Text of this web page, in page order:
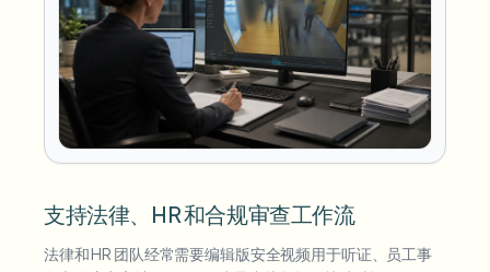
支持法律、HR 和合规审查工作流
法律和 HR 团队经常需要编辑版安全视频用于听证、员工事